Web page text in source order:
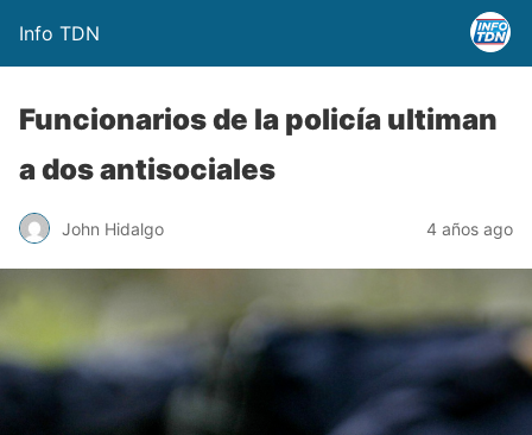
Info TDN
Funcionarios de la policía ultiman
a dos antisociales
John Hidalgo 4 años ago